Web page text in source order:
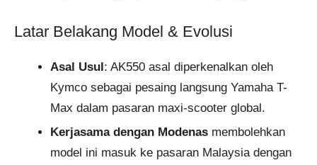
Latar Belakang Model & Evolusi
Asal Usul: AK550 asal diperkenalkan oleh
Kymco sebagai pesaing langsung Yamaha T-
Max dalam pasaran maxi-scooter global.
Kerjasama dengan Modenas membolehkan
model ini masuk ke pasaran Malaysia dengan